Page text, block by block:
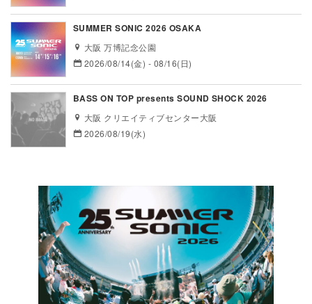
SUMMER SONIC 2026 OSAKA
大阪 万博記念公園
2026/08/14(金) - 08/16(日)
BASS ON TOP presents SOUND SHOCK 2026
大阪 クリエイティブセンター大阪
2026/08/19(水)